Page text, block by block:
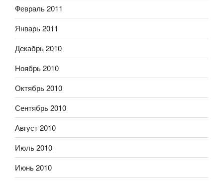
Февраль 2011
Январь 2011
Декабрь 2010
Ноябрь 2010
Октябрь 2010
Сентябрь 2010
Август 2010
Июль 2010
Июнь 2010